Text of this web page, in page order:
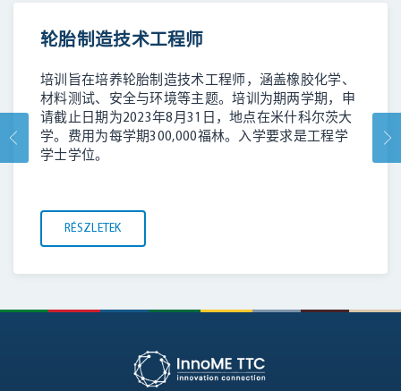
轮胎制造技术工程师
培训旨在培养轮胎制造技术工程师，涵盖橡胶化学、
材料测试、安全与环境等主题。培训为期两学期，申
请截止日期为2023年8月31日，地点在米什科尔茨大
学。费用为每学期300,000福林。入学要求是工程学
学士学位。
RÉSZLETEK